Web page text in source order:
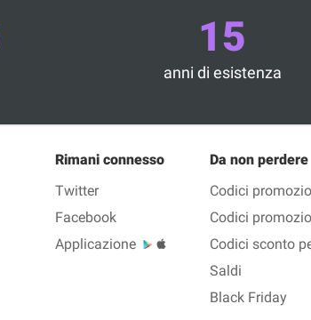
15
anni di esistenza
Rimani connesso
Twitter
Facebook
Applicazione
Da non perdere
Codici
Codici
Codici sconto
Saldi
Black Friday